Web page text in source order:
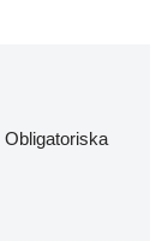
Obligatoriska